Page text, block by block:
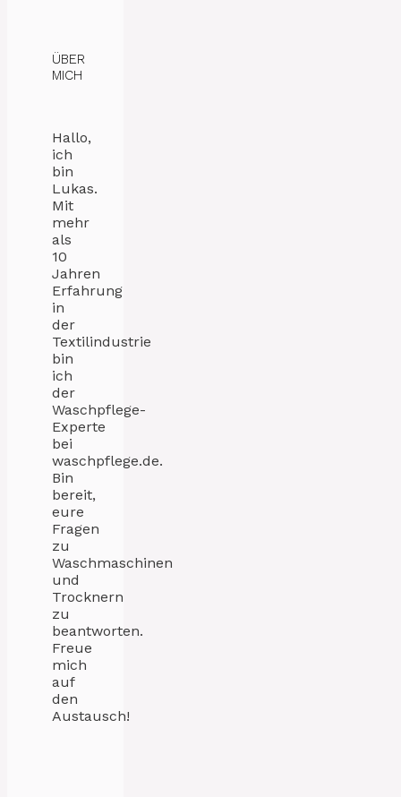
ÜBER
MICH
Hallo,
ich
bin
Lukas.
Mit
mehr
als
10
Jahren
Erfahrung
in
der
Textilindustrie
bin
ich
der
Waschpflege-
Experte
bei
waschpflege.de.
Bin
bereit,
eure
Fragen
zu
Waschmaschinen
und
Trocknern
zu
beantworten.
Freue
mich
auf
den
Austausch!